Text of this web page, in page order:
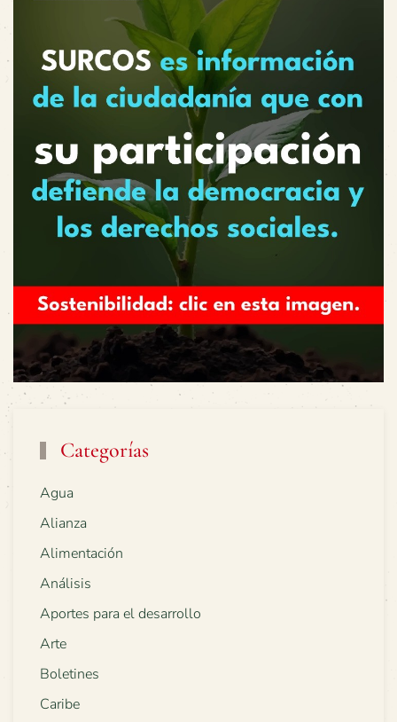
Categorías
Agua
Alianza
Alimentación
Análisis
Aportes para el desarrollo
Arte
Boletines
Caribe